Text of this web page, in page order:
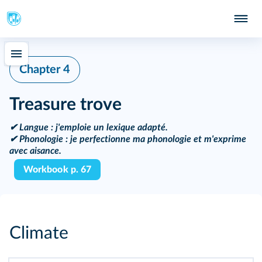
Chapter 4
Treasure trove
✔Langue : j'emploie un lexique adapté.
✔Phonologie : je perfectionne ma phonologie et m'exprime
avec aisance.
Workbook p. 67
Climate